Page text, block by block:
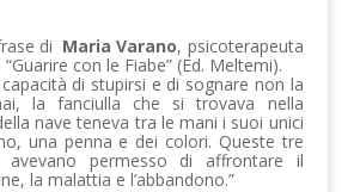
di Maria Varano, psicoterapeuta
con le Fiabe” (Ed. Meltemi).
di stupirsi e di sognare non la
la fanciulla che si trovava nella
nave teneva tra le mani i suoi unici
una penna e dei colori. Queste tre
permesso di affrontare il
la malattia e l’abbandono.”